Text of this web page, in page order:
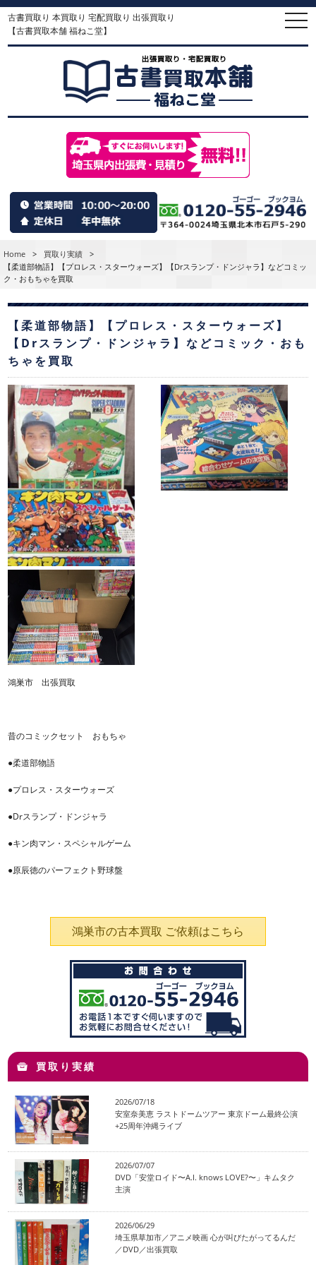
古書買取り 本買取り 宅配買取り 出張買取り
【古書買取本舗 福ねこ堂】
Home > 買取り実績
>
【柔道部物語】【プロレス・スターウォーズ】【Drスランプ・ドンジャラ】などコミッ
ク・おもちゃを買取
【柔道部物語】【プロレス・スターウォーズ】
【Drスランプ・ドンジャラ】などコミック・おも
ちゃを買取
鴻巣市 出張買取
昔のコミックセット おもちゃ
●柔道部物語
●プロレス・スターウォーズ
●Drスランプ・ドンジャラ
●キン肉マン・スペシャルゲーム
●原辰徳のパーフェクト野球盤
鴻巣市の古本買取 ご依頼はこちら
買取り実績
2026/07/18
安室奈美恵 ラストドームツアー 東京ドーム最終公演
+25周年沖縄ライブ
2026/07/07
DVD「安堂ロイド〜A.I. knows LOVE?〜」キムタク
主演
2026/06/29
埼玉県草加市／アニメ映画 心が叫びたがってるんだ
／DVD／出張買取